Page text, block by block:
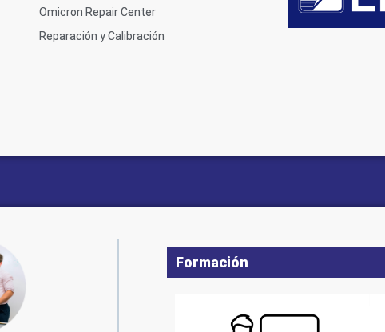
Omicron Repair Center
Reparación y Calibración
Formación